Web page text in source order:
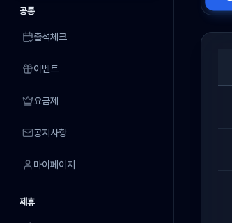
공통
출석체크
이벤트
요금제
공지사항
마이페이지
제휴